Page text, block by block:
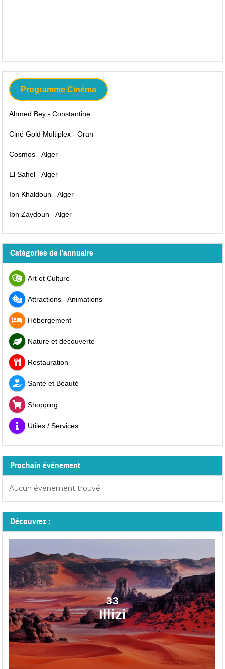
Programme Cinéma
Ahmed Bey - Constantine
Ciné Gold Multiplex - Oran
Cosmos - Alger
El Sahel - Alger
Ibn Khaldoun - Alger
Ibn Zaydoun - Alger
Catégories de l'annuaire
Art et Culture
Attractions - Animations
Hébergement
Nature et découverte
Restauration
Santé et Beauté
Shopping
Utiles / Services
Prochain événement
Aucun événement trouvé !
Découvrez :
33
Illizi